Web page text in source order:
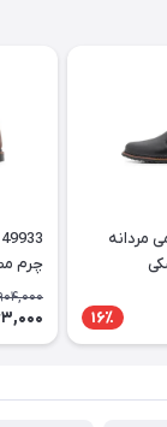
مردانه
16٪
چرم